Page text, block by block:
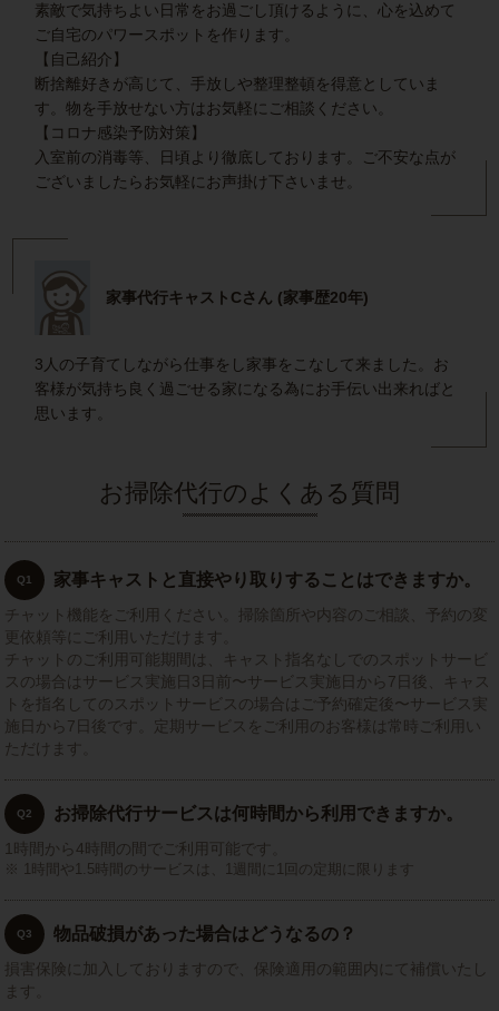
素敵で気持ちよい日常をお過ごし頂けるように、心を込めて
ご自宅のパワースポットを作ります。
【自己紹介】
断捨離好きが高じて、手放しや整理整頓を得意としていま
す。物を手放せない方はお気軽にご相談ください。
【コロナ感染予防対策】
入室前の消毒等、日頃より徹底しております。ご不安な点が
ございましたらお気軽にお声掛け下さいませ。
家事代行キャストCさん (家事歴20年)
3人の子育てしながら仕事をし家事をこなして来ました。お
客様が気持ち良く過ごせる家になる為にお手伝い出来ればと
思います。
お掃除代行のよくある質問
Q1 家事キャストと直接やり取りすることはできますか。
チャット機能をご利用ください。掃除箇所や内容のご相談、予約の変
更依頼等にご利用いただけます。
チャットのご利用可能期間は、キャスト指名なしでのスポットサービ
スの場合はサービス実施日3日前〜サービス実施日から7日後、キャス
トを指名してのスポットサービスの場合はご予約確定後〜サービス実
施日から7日後です。定期サービスをご利用のお客様は常時ご利用い
ただけます。
Q2 お掃除代行サービスは何時間から利用できますか。
1時間から4時間の間でご利用可能です。
1時間や1.5時間のサービスは、1週間に1回の定期に限ります
Q3 物品破損があった場合はどうなるの？
損害保険に加入しておりますので、保険適用の範囲内にて補償いたし
ます。